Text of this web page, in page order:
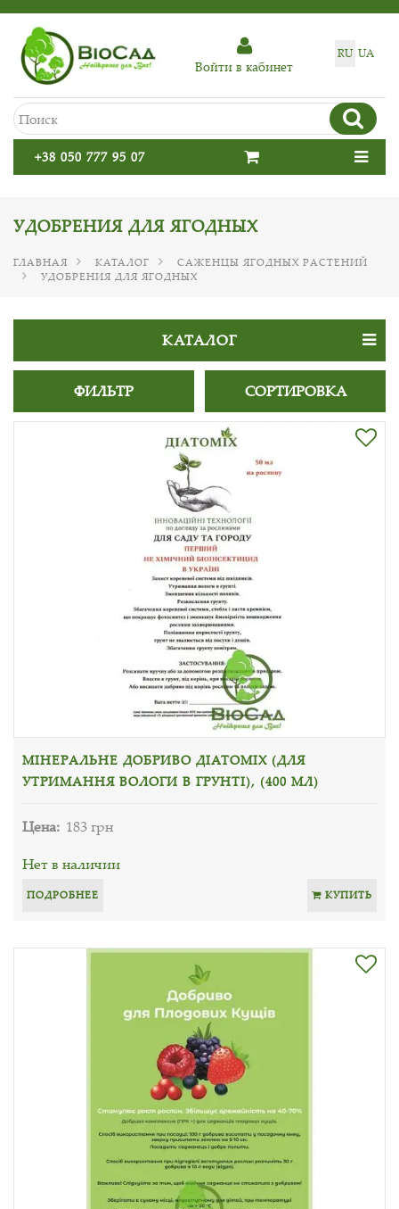
RU UA
Войти в кабинет
+38 050 777 95 07
УДОБРЕНИЯ ДЛЯ ЯГОДНЫХ
ГЛАВНАЯ КАТАЛОГ
САЖЕНЦЫ ЯГОДНЫХ РАСТЕНИЙ
УДОБРЕНИЯ ДЛЯ ЯГОДНЫХ
КАТАЛОГ
ФИЛЬТР СОРТИРОВКА
МІНЕРАЛЬНЕ ДОБРИВО ДІАТОМІХ (ДЛЯ
УТРИМАННЯ ВОЛОГИ В ГРУНТІ), (400 МЛ)
Цена: 183 грн
Нет в наличии
ПОДРОБНЕЕ КУПИТЬ